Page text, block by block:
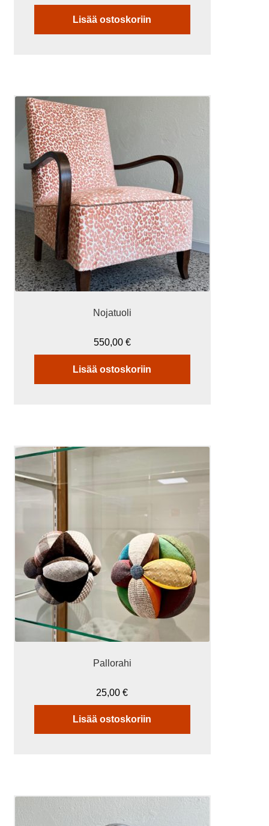
Lisää ostoskoriin
Nojatuoli
550,00 €
Lisää ostoskoriin
Pallorahi
25,00€
Lisää ostoskoriin